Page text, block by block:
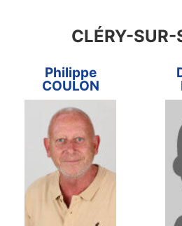
CLÉRY-SUR-
Philippe
COULON